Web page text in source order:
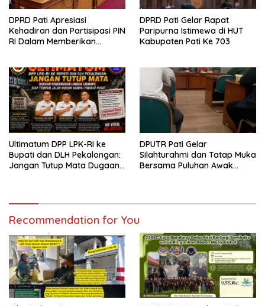
DPRD Pati Apresiasi
Kehadiran dan Partisipasi PIN
RI Dalam Memberikan
DPRD Pati Gelar Rapat
Paripurna Istimewa di HUT
Kabupaten Pati Ke 703
Ultimatum DPP LPK-RI ke
Bupati dan DLH Pekalongan:
Jangan Tutup Mata Dugaan
DPUTR Pati Gelar
Silahturahmi dan Tatap Muka
Bersama Puluhan Awak
Recommendation for You